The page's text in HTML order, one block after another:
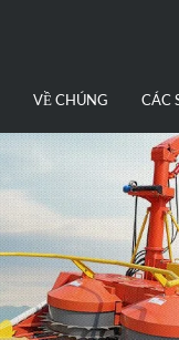
VỀ CHÚNG
TÔI
CÁC